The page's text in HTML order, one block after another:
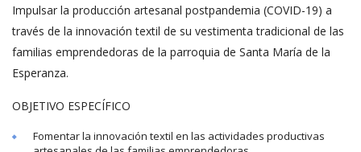
Impulsar la producción artesanal postpandemia (COVID-19) a
través de la innovación textil de su vestimenta tradicional de las
familias emprendedoras de la parroquia de Santa María de la
Esperanza.
OBJETIVO ESPECÍFICO
Fomentar la innovación textil en las actividades productivas